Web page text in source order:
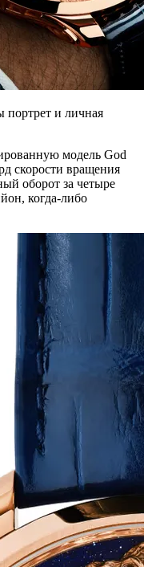
портрет и личная
модель God
скорости вращения
оборот за четыре
когда-либо